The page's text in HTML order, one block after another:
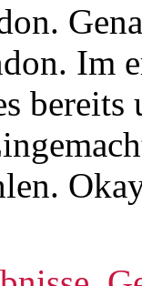
Im
bereits